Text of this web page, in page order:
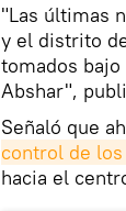
"Las últimas
y el distrito
tomados
Abshar",
Señaló que
control de
hacia el